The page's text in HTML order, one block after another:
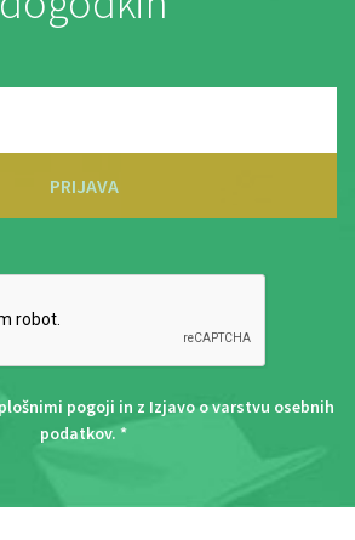
PRIJAVA
pogoji in z Izjavo o varstvu osebnih
podatkov. *